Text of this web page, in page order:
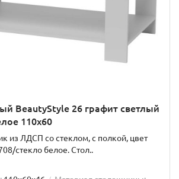
BeautyStyle 26 графит светлый
110x60
из ЛДСП со стеклом, с полкой, цвет
стекло белое. Стол..